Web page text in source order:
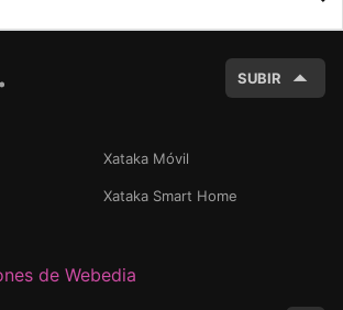
SUBIR
Xataka Móvil
Xataka Smart Home
de Webedia